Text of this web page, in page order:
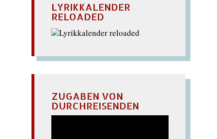
LYRIKKALENDER
RELOADED
ZUGABEN VON
DURCHREISENDEN